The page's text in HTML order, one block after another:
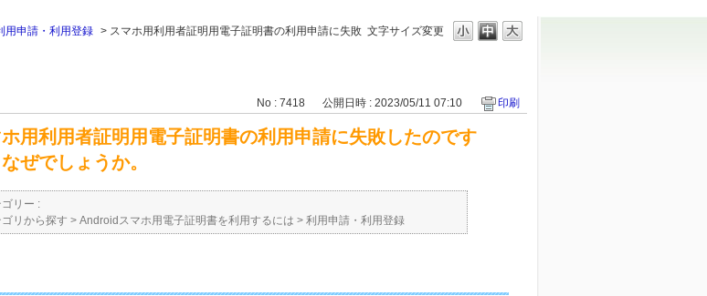
文字サイズ変更
用申請・利用登録 > スマホ用利用者証明用電子証明書の利用申請に失敗
No : 7418 公開日時 : 2023/05/11 07:10 印刷
用利用者証明用電子証明書の利用申請に失敗したのです
ぜでしょうか。
ゴリー :
ゴリから探す > Androidスマホ用電子証明書を利用するには > 利用申請・利用登録